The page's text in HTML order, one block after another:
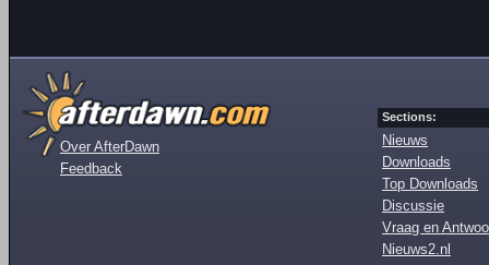
Over AfterDawn
Feedback
Sections:
Nieuws
Downloads
Top Downloads
Discussie
Vraag en
Nieuws2.nl